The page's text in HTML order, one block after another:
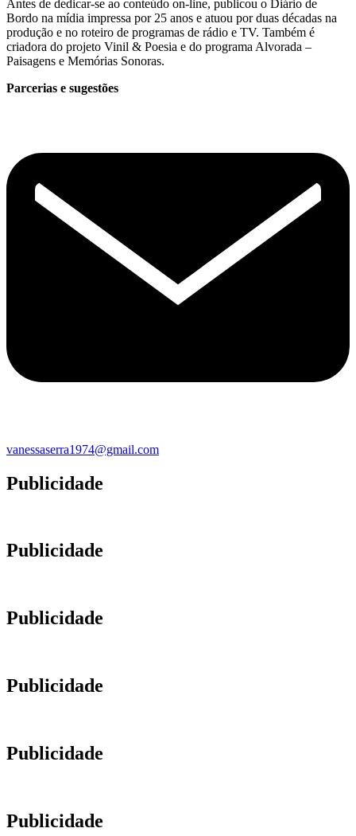
Antes de dedicar-se ao conteúdo on-line, publicou o Diário de
Bordo na mídia impressa por 25 anos e atuou por duas décadas na
produção e no roteiro de programas de rádio e TV. Também é
criadora do projeto Vinil & Poesia e do programa Alvorada –
Paisagens e Memórias Sonoras.
Parcerias e sugestões
vanessaserra1974@gmail.com
Publicidade
Publicidade
Publicidade
Publicidade
Publicidade
Publicidade